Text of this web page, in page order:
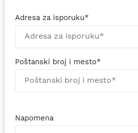
Adresa za isporuku*
Poštanski broj i mesto*
Napomena